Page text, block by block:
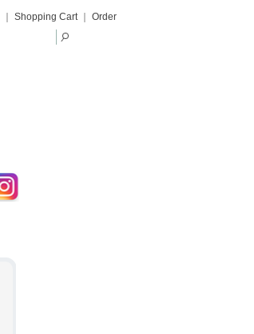
Shopping Cart｜ Order